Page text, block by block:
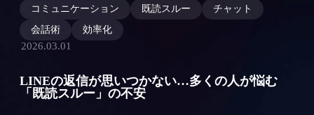
コミュニケーション
既読スルー
チャット
会話術
効率化
2026.03.01
LINEの返信が思いつかない…多くの人が悩む
「既読スルー」の不安